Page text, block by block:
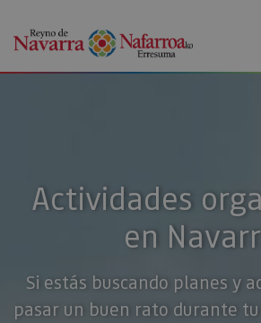
Actividades
en
Si estás buscando planes y
pasar un buen rato durante